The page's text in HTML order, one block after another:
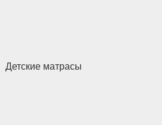
Детские матрасы